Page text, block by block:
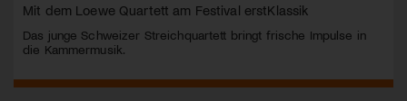
Mit dem Loewe Quartett am Festival erstKlassik
Das junge Schweizer Streichquartett bringt frische Impulse in
die Kammermusik.